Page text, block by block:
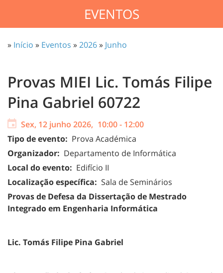
EVENTOS
» Início » Eventos »2026» Junho
Provas MIEI Lic. Tomás Filipe
Pina Gabriel 60722
Sex, 12 junho 2026, 10:00- 12:00
Tipo de evento: Prova Académica
Organizador: Departamento de Informática
Local do evento: Edifício II
Localização específica: Sala de Seminários
Provas de Defesa da Dissertação de Mestrado
Integrado em Engenharia Informática
Lic. Tomás Filipe Pina Gabriel